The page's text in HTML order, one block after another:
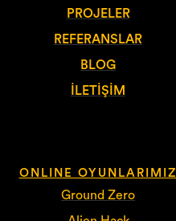
PROJELER
REFERANSLAR
BLOG
İLETIŞIM
ONLINE OYUNLARIMIZ
Ground Zero